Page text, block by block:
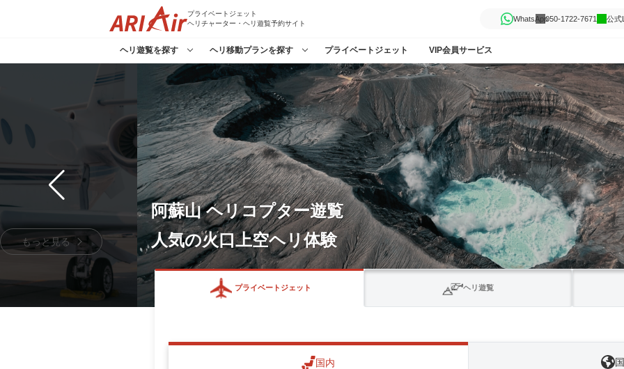
プライベートジェット
ヘリチャーター・ヘリ遊覧予約サイト
WhatsApp050-1722-7671 公式
ヘリ遊覧を探す ヘリ移動プランを探す プライベートジェット VIP会員サービス
もっと見る
空から広がる富士山の景色！
ヘリコプターで富士山を1周！
プライベートジェット ヘリ遊覧
国内